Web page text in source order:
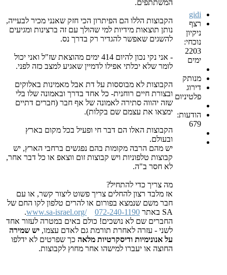
gidi
רצף
ניקיון
נוכחי:
2203
ימים
מנותק
דירוג
פלטיניום
הודעות:
679
המשתתפים.
הקבוצות הללו הם הפיתרון הכי חזק שאנני מכיר לבעייה,
נותן תוצאות מידיות למי שהולך עם זה ברצינות ומגיעים
להשגים שאפשר להגדיר רק בדרך נס.
- אני נקי נכון להיום 414 ימים מהוצאת שז"ל ואני יכול
לומר שלא יכלתי אפילו לדמיין שאגיע למצב כזה לפני.
הקבוצות לא מבוססות על דת אבל מאמינות באלוקים
ובצורת חיים רוחנית- כל אחד בדרך ובאמונה שלו בלי
שזה יהווה סתירה לאמונה של אף חבר (חברים דתיים
ימצאו את עצמם שם בקלות).
הקבוצות האלו הם דבר חי ופעיל בכל מקום בארץ
ובעולם.
יש מהם הרבה מקומות בהם נפגשים ברחבי הארץ, יש
קבוצות טלפוניות ויש קבוצות זום ווצאפ או כל דבר אחר,
לא חסר ב"ה.
מה צריך כדי להתחיל?
אז מלבד רצון להחלים צריך פשוט ליצור קשר, או עם
חבר משם שנמצא בפורום או להרים טלפון לקו החם של
SA באתר
www.sa-israel.org/ 072-240-1190
.
החברים שם לא נושכים! כולם באים במטרה לעזור אחד
לשני - עזרה לאחרת תורמת גם לאדם עצמו, יש שמירה
על אנונימיות ודיסקרטיות מלאה כך שפרטים לא ידלפו
החוצה או יעברו למישהו אחר מחוץ לקבוצות.